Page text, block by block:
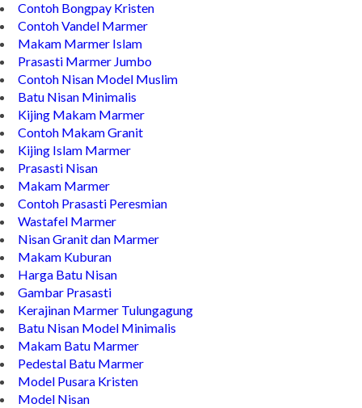
Contoh Bongpay Kristen
Contoh Vandel Marmer
Makam Marmer Islam
Prasasti Marmer Jumbo
Contoh Nisan Model Muslim
Batu Nisan Minimalis
Kijing Makam Marmer
Contoh Makam Granit
Kijing Islam Marmer
Prasasti Nisan
Makam Marmer
Contoh Prasasti Peresmian
Wastafel Marmer
Nisan Granit dan Marmer
Makam Kuburan
Harga Batu Nisan
Gambar Prasasti
Kerajinan Marmer Tulungagung
Batu Nisan Model Minimalis
Makam Batu Marmer
Pedestal Batu Marmer
Model Pusara Kristen
Model Nisan